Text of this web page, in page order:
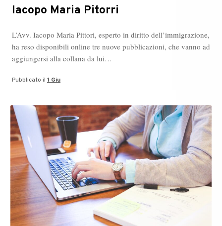
Iacopo Maria Pitorri
L’Avv. Iacopo Maria Pittori, esperto in diritto dell’immigrazione,
ha reso disponibili online tre nuove pubblicazioni, che vanno ad
aggiungersi alla collana da lui…
Pubblicato il 1 Giu